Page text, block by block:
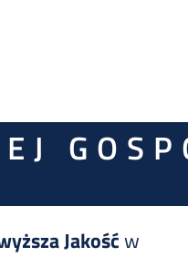
Jakośćw